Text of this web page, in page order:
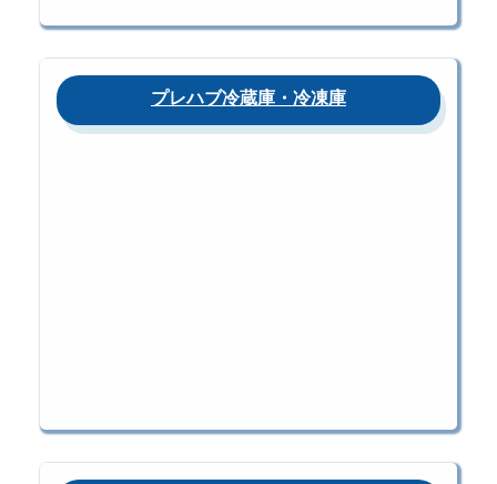
プレハブ冷蔵庫・冷凍庫